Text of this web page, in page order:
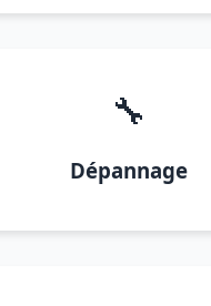
🔧
Dépannage